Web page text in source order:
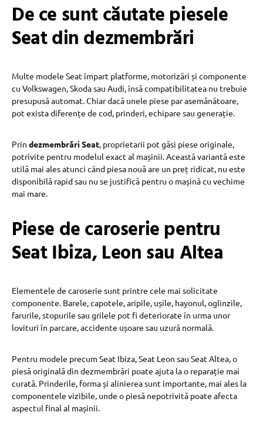
De ce sunt căutate piesele
Seat din dezmembrări
Multe modele Seat împart platforme, motorizări și componente
cu Volkswagen, Skoda sau Audi, însă compatibilitatea nu trebuie
presupusă automat. Chiar dacă unele piese par asemănătoare,
pot exista diferențe de cod, prinderi, echipare sau generație.
Prin dezmembrări Seat, proprietarii pot găsi piese originale,
potrivite pentru modelul exact al mașinii. Această variantă este
utilă mai ales atunci când piesa nouă are un preț ridicat, nu este
disponibilă rapid sau nu se justifică pentru o mașină cu vechime
mai mare.
Piese de caroserie pentru
Seat Ibiza, Leon sau Altea
Elementele de caroserie sunt printre cele mai solicitate
componente. Barele, capotele, aripile, ușile, hayonul, oglinzile,
farurile, stopurile sau grilele pot fi deteriorate în urma unor
lovituri în parcare, accidente ușoare sau uzură normală.
Pentru modele precum Seat Ibiza, Seat Leon sau Seat Altea, o
piesă originală din dezmembrări poate ajuta la o reparație mai
curată. Prinderile, forma și alinierea sunt importante, mai ales la
componentele vizibile, unde o piesă nepotrivită poate afecta
aspectul final al mașinii.